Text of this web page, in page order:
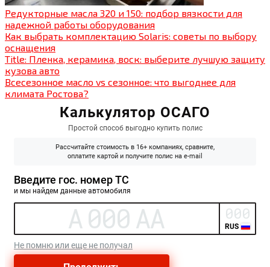
Редукторные масла 320 и 150: подбор вязкости для
надежной работы оборудования
Как выбрать комплектацию Solaris: советы по выбору
оснащения
Title: Пленка, керамика, воск: выберите лучшую защиту
кузова авто
Всесезонное масло vs сезонное: что выгоднее для
климата Ростова?